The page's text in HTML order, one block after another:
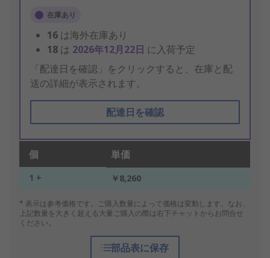
在庫あり
16 は海外在庫あり
18 は 2026年12月22日 に入荷予定
「配達日を確認」をクリックすると、在庫と配
送の詳細が表示されます。
配達日を確認
個 単価
1 + ￥8,260
* 表示は参考価格です。ご購入数量によって価格は変動します。なお、
上記数量を大きく超える大量ご購入の際は右下チャットからお問合せ
ください。
部品表に保存